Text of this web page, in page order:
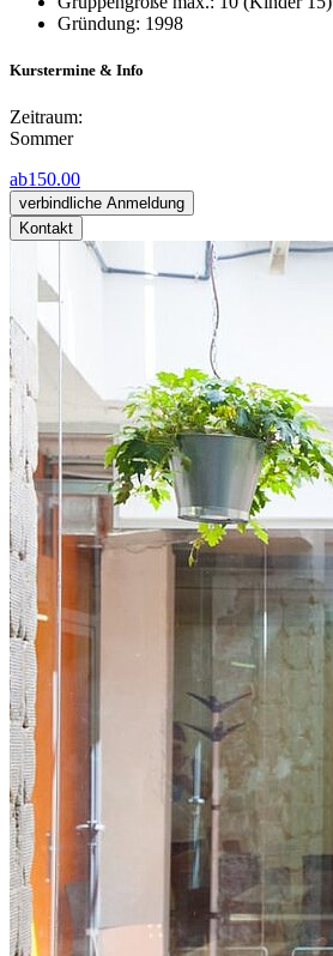
Gründung: 1998
Kurstermine & Info
Zeitraum:
Sommer
ab150.00
verbindliche Anmeldung
Kontakt